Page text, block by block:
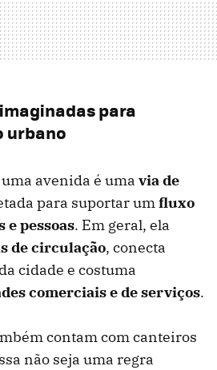
para
urbano
avenida é uma via de
para suportar umfluxo
e pessoas. Em geral, ela
de circulação, conecta
cidade e costuma
comerciais e de serviços.
contam com canteiros
não seja uma regra